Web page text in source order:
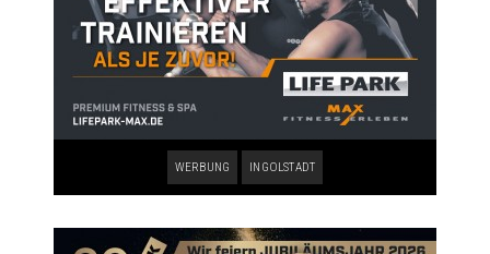
WERBUNG INGOLSTADT